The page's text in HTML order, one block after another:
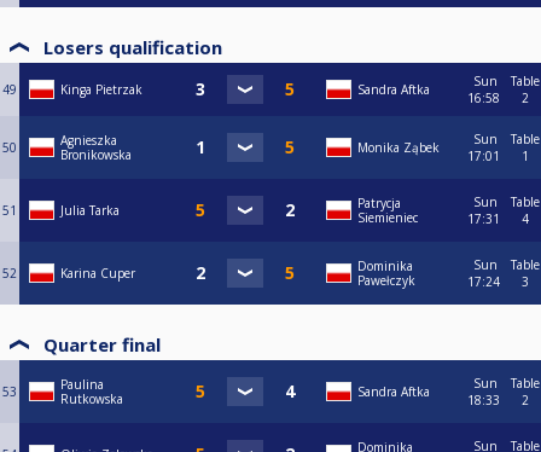
Losers qualification
49 Kinga Pietrzak Sandra Aftka
Sun
16:58
Table
2
50
Agnieszka
Bronikowska
Monika Ząbek
Sun
17:01
Table
1
51 Julia Tarka
Patrycja
Siemieniec
Sun
17:31
Table
4
52 Karina Cuper
Dominika
Pawełczyk
Sun
17:24
Table
3
Quarter final
53
Paulina
Rutkowska
Sandra Aftka
Sun
18:33
Table
2
Dominika
Sun
Table